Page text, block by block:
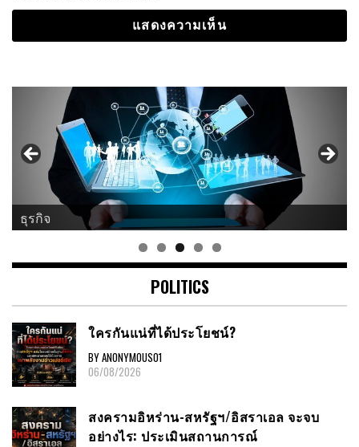
ธุรกิจ
POLITICS
ใครกันแน่ที่ได้ประโยชน์?
BY ANONYMOUS01
06/08/2026
สงครามอิหร่าน-สหรัฐฯ/อิสราเอล จะจบ
อย่างไร: ประเมินสถานการณ์